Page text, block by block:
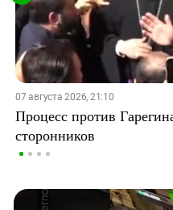
07 августа 2026, 21:10
Процесс против
сторонников